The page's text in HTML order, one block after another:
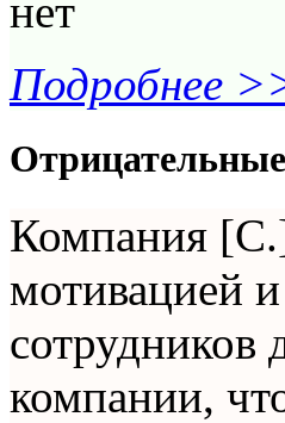
нет
Подробнее
Компания
мотивацией
сотрудников
компании,